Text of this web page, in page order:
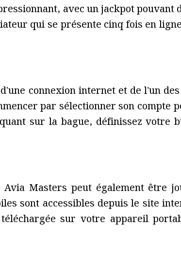
avec un jackpot pouvant
qui se présente cinq fois en
connexion internet et de l'un
par sélectionner son compte
sur la bague, définissez votre
Masters peut également être
sont accessibles depuis le site
sur votre appareil